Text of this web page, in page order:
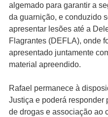
algemado para garantir a
da guarnição, e conduzido
apresentar lesões até a
Flagrantes (DEFLA), onde
apresentado juntamente
material apreendido.
Rafael permanece à
Justiça e poderá responder
de drogas e associação ao